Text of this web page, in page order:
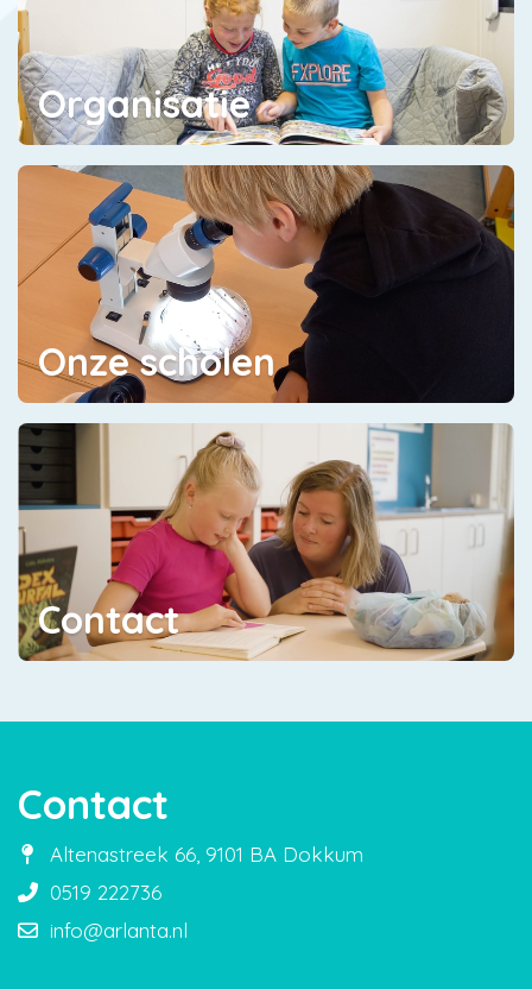
Organisatie
Onze scholen
Contact
Contact
Altenastreek 66, 9101 BA Dokkum
0519 222736
info@arlanta.nl